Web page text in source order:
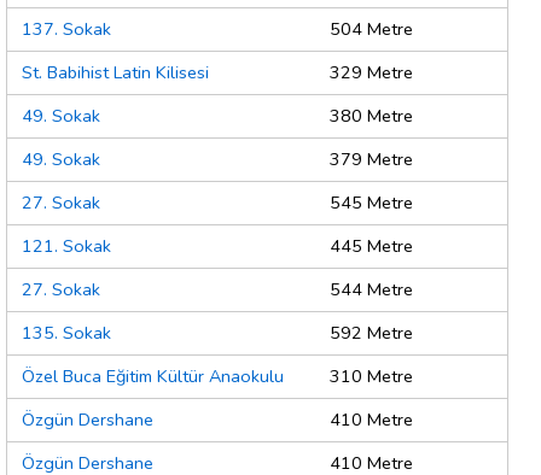
137. Sokak
504 Metre
St. Babihist Latin Kilisesi
329 Metre
49. Sokak
380 Metre
49. Sokak
379 Metre
27. Sokak
545 Metre
121. Sokak
445 Metre
27. Sokak
544 Metre
135. Sokak
592 Metre
Özel Buca Eğitim Kültür Anaokulu
310 Metre
Özgün Dershane
410 Metre
Özgün Dershane
410 Metre